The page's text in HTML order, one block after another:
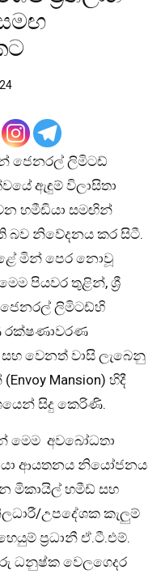
ජෙනරල් ලිමිටඩ්
ඇඳුම් විලාසිතා
හමීඩියා සමඟින්
බව නිවේදනය කර සිටී.
මින් පෙර නොවූ
පියවර තුළින්, ශ්‍රී
ලිමිටඩ්හි
රක්ෂණාවරණ
වෙනත් වාසි ලැබෙනු
Mansion) හිදී
සිදු කෙරිණි.
මෙම අවබෝධතා
ආයතනය නියෝජනය
මිකායිල් හමීඩ් සහ
උපදේශක කැලුම්
ප්‍රධානී ඒ.ටී.එම්.
ධනුෂ්ක වෙලගෙදර